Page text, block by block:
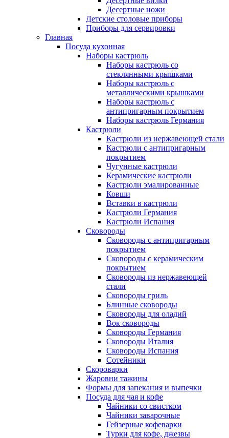
Десертные ножи
Детские столовые приборы
Приборы для сервировки
Главная
Посуда кухонная
Наборы кастрюль
Наборы кастрюль со
стеклянными крышками
Наборы кастрюль с
металлическими крышками
Наборы кастрюль с
антипригарным покрытием
Наборы кастрюль Германия
Кастрюли
Кастрюли из нержавеющей стали
Кастрюли с антипригарным
покрытием
Чугунные кастрюли
Керамические кастрюли
Кастрюли эмалированные
Ковши
Вставки в кастрюли
Кастрюли Германия
Кастрюли Испания
Сковороды
Сковороды с антипригарным
покрытием
Сковороды с керамическим
покрытием
Сковороды из нержавеющей
стали
Сковороды гриль
Блинные сковороды
Сковороды для оладий
Вок сковороды
Сковороды Германия
Сковороды Италия
Сковороды Испания
Сотейники
Скороварки
Жаровни тажины
Формы для запекания и выпечки
Посуда для чая и кофе
Чайники со свистком
Чайники заварочные
Гейзерные кофеварки
Турки для кофе, джезвы